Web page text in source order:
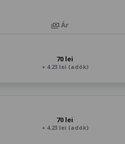
paymentsÁr
70 lei
+ 4.23 lei (adók)
70 lei
+ 4.23 lei (adók)